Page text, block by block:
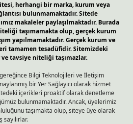
herhangi bir marka, kurum veya
bulunmamaktadır. Sitede
makaleler paylaşılmaktadır. Burada
taşımamakta olup, gerçek kurum
yapılmamaktadır. Gerçek kurum ve
tamamen tesadüfidir. Sitemizdeki
tavsiye niteliği taşımazlar.
gereğince Bilgi Teknolojileri ve İletişim
bir Yer Sağlayıcı olarak hizmet
içerikleri proaktif olarak denetleme
bulunmamaktadır. Ancak, üyelerimiz
taşımakta olup, siteye üye olarak